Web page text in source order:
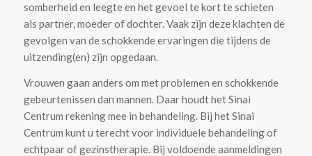
somberheid en leegte en het gevoel te kort te schieten
als partner, moeder of dochter. Vaak zijn deze klachten de
gevolgen van de schokkende ervaringen die tijdens de
uitzending(en) zijn opgedaan.
Vrouwen gaan anders om met problemen en schokkende
gebeurtenissen dan mannen. Daar houdt het Sinai
Centrum rekening mee in behandeling. Bij het Sinai
Centrum kunt u terecht voor individuele behandeling of
echtpaar of gezinstherapie. Bij voldoende aanmeldingen